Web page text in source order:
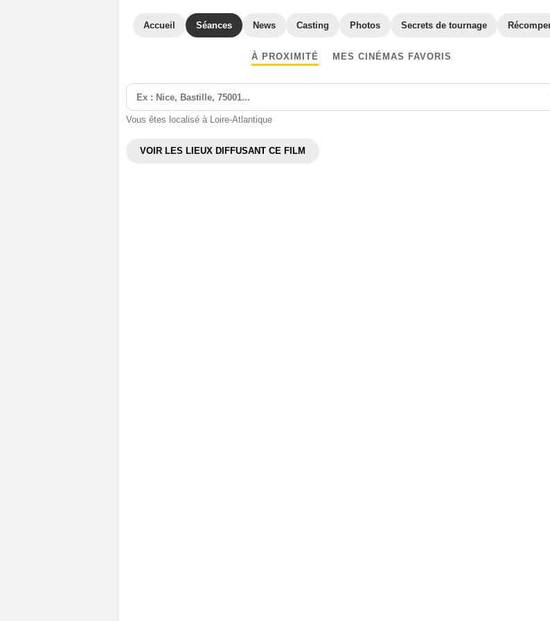
Accueil Séances News Casting Photos Secrets de tournage
À PROXIMITÉ MES CINÉMAS FAVORIS
Vous êtes localisé à Loire-Atlantique
VOIR LES LIEUX DIFFUSANT CE FILM